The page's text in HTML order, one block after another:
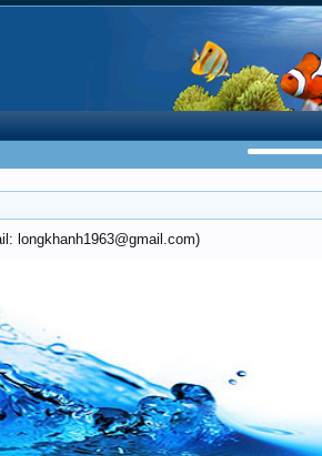
longkhanh1963@gmail.com)